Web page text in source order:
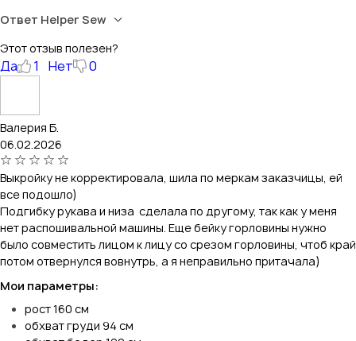
Ответ Helper Sew
Этот отзыв полезен?
Да 1 Нет 0
Валерия Б.
06.02.2026
Выкройку не корректировала, шила по меркам заказчицы, ей
все подошло)
Подгибку рукава и низа сделала по другому, так как у меня
нет распошивальной машины. Еще бейку горловины нужно
было совместить лицом к лицу со срезом горловины, чтоб край
потом отвернулся вовнутрь, а я неправильно притачала)
Мои параметры:
рост 160 см
обхват груди 94 см